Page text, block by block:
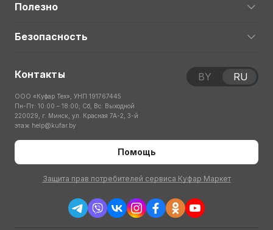
Полезно
Безопасность
Контакты
ООО «Куфар Тех», УНП 191767445
Пн-Пт: 10:00 – 18:00; Сб, Вс: Выходной
220029, г. Минск, ул. Красная 7А-2, 3-й
этаж help@kufar.by
Помощь
Защита прав потребителей сервиса Куфар Маркет
BY RU